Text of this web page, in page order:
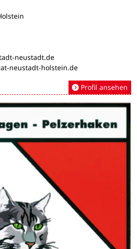
neustadt.de
neustadt-holstein.de
Profil ansehen